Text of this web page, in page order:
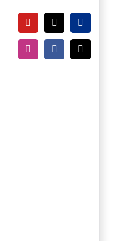
YouTubeTiktokPayPal
InstagramFacebook
E-
Mail